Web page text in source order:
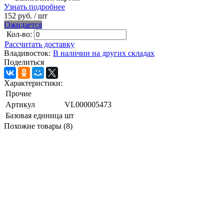
Узнать подробнее
152 руб. / шт
Ожидается
Кол-во:
Рассчитать доставку
Владивосток: В наличии на других складах
Поделиться
Характеристики:
Прочие
Артикул
VL000005473
Базовая единица шт
Похожие товары (8)